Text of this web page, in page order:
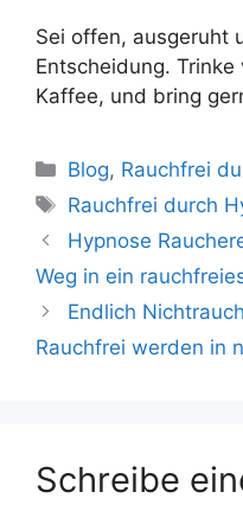
Sei offen, ausgeruht
Entscheidung.
Kaffee, und bring
Blog, Rauchfrei
Rauchfrei durch
Hypnose
Weg in ein
Endlich
Rauchfrei werden in
Schreibe